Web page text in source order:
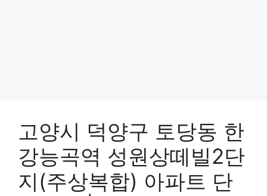
고양시 덕양구 토당동 한
강능곡역 성원상떼빌2단
지(주상복합) 아파트 단